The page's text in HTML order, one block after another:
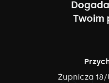
Twoim
Żupnicza 18/